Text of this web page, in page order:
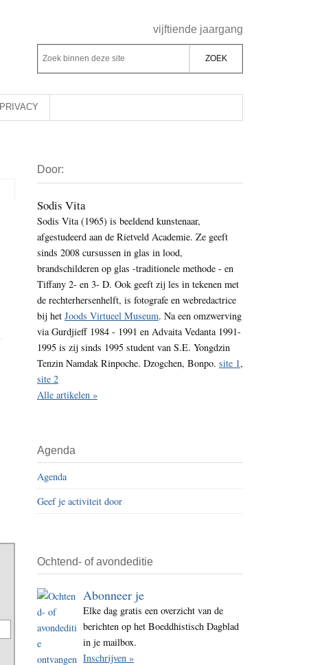
Rechts
vijftiende jaargang
Z
o
e
k
d
e
z
e
s
i
t
e
Z
o
k
b
n
n
d
e
z
e
s
i
t
PRIVACY
Sidebar
Door:
Sodis Vita
Sodis Vita (1965) is beeldend kunstenaar,
afgestudeerd aan de Rietveld Academie. Ze geeft
sinds 2008 cursussen in glas in lood,
brandschilderen op glas -traditionele methode - en
Tiffany 2- en 3- D. Ook geeft zij les in tekenen met
de rechterhersenhelft, is fotografe en webredactrice
bij het Joods Virtueel Museum. Na een omzwerving
via Gurdjieff 1984 - 1991 en Advaita Vedanta 1991-
1995 is zij sinds 1995 student van S.E. Yongdzin
Tenzin Namdak Rinpoche. Dzogchen, Bonpo. site 1,
site 2
Alle artikelen »
Agenda
Agenda
Geef je activiteit door
Ochtend- of avondeditie
Abonneer je
Elke dag gratis een overzicht van de
berichten op het Boeddhistisch Dagblad
in je mailbox.
Inschrijven »